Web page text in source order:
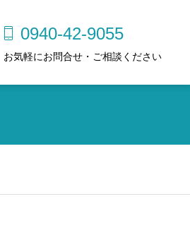
0940-42-9055
お気軽にお問合せ・ご相談ください